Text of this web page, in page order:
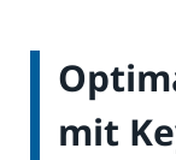
mit